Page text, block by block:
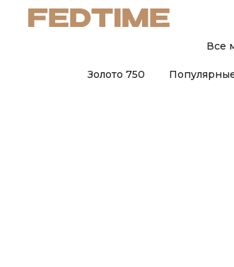
Все
Золото 750